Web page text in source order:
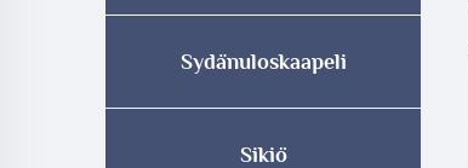
Sydänuloskaapeli
Sikiö